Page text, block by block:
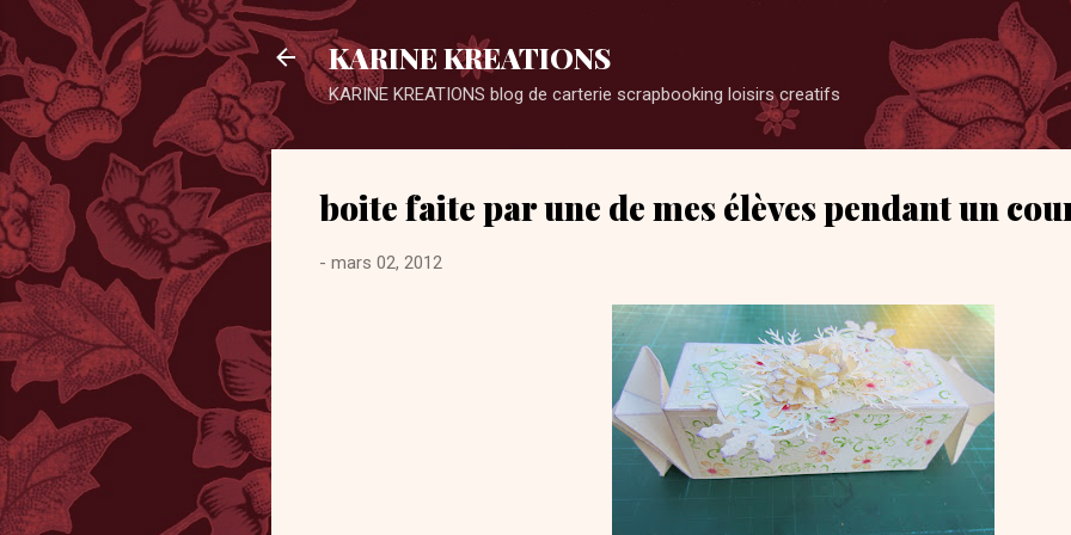
KARINE KREATIONS
KARINE KREATIONS blog de carterie scrapbooking loisirs creatifs
boite faite par une de mes élèves pendant un
- mars 02, 2012